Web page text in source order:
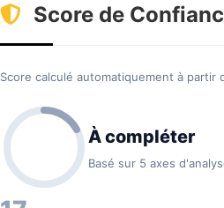
Score de
Score calculé automatiquement à partir
À compléter
Basé sur 5 axes